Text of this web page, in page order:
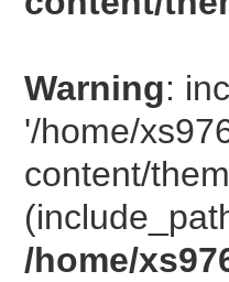
Warning:
'/home/
content/
/home/